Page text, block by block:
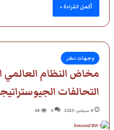
أكمل القراءة »
وجهات نظر
مخاض النظام العالمي
التحالفات
8 سبتمبر، 2025 0
48